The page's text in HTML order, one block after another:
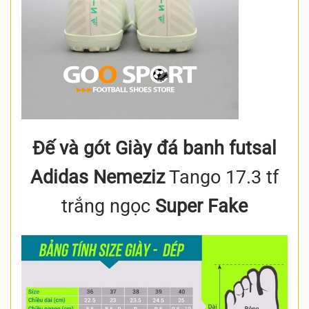
Đế và gót Giày đá banh futsal
Adidas NemezizTango 17.3 tf
trắng ngọc Super Fake